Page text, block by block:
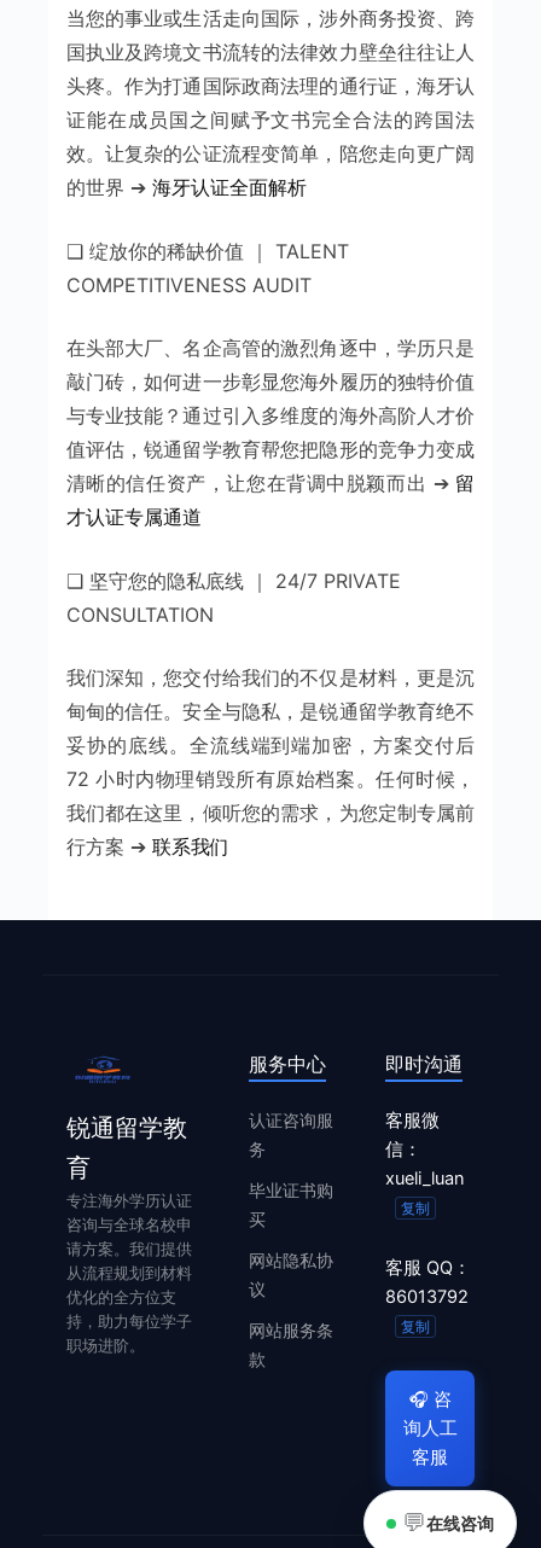
当您的事业或生活走向国际，涉外商务投资、跨
国执业及跨境文书流转的法律效力壁垒往往让人
头疼。作为打通国际政商法理的通行证，海牙认
证能在成员国之间赋予文书完全合法的跨国法
效。让复杂的公证流程变简单，陪您走向更广阔
的世界 ➔ 海牙认证全面解析
❑ 绽放你的稀缺价值 ｜ TALENT
COMPETITIVENESS AUDIT
在头部大厂、名企高管的激烈角逐中，学历只是
敲门砖，如何进一步彰显您海外履历的独特价值
与专业技能？通过引入多维度的海外高阶人才价
值评估，锐通留学教育帮您把隐形的竞争力变成
清晰的信任资产，让您在背调中脱颖而出 ➔ 留
才认证专属通道
❑ 坚守您的隐私底线 ｜ 24/7 PRIVATE
CONSULTATION
我们深知，您交付给我们的不仅是材料，更是沉
甸甸的信任。安全与隐私，是锐通留学教育绝不
妥协的底线。全流线端到端加密，方案交付后
72 小时内物理销毁所有原始档案。任何时候，
我们都在这里，倾听您的需求，为您定制专属前
行方案 ➔ 联系我们
锐通留学教
育
专注海外学历认证
咨询与全球名校申
请方案。我们提供
从流程规划到材料
优化的全方位支
持，助力每位学子
职场进阶。
服务中心
认证咨询服
务
毕业证书购
买
网站隐私协
议
网站服务条
款
即时沟通
客服微
信：
xueli_luan
复制
客服 QQ：
86013792
复制
🎧 咨
询人工
客服
💬在线咨询